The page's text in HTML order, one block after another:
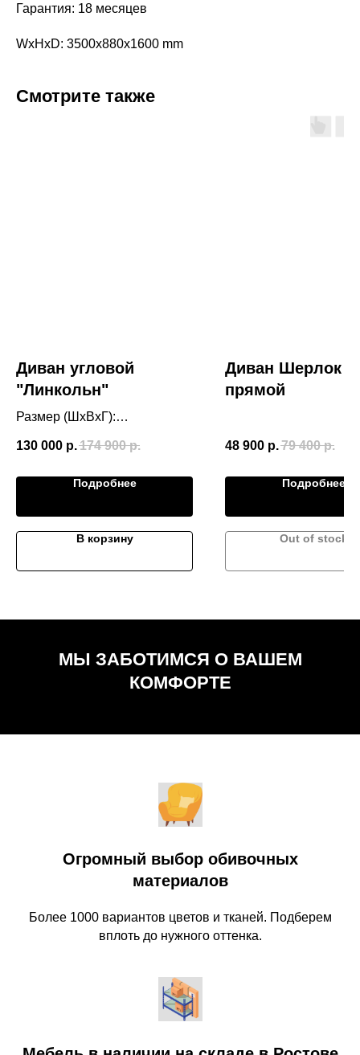
Гарантия: 18 месяцев
WxHxD: 3500x880x1600 mm
Смотрите также
Диван угловой
"Линкольн"
Размер (ШхВхГ):
130 000 р.174 900 р.
Подробнее
В корзину
Диван Шерлок
прямой
48 900 р.79 400 р.
Подробнее
Out of stock
МЫ ЗАБОТИМСЯ О ВАШЕМ
КОМФОРТЕ
Огромный выбор обивочных
материалов
Более 1000 вариантов цветов и тканей. Подберем
вплоть до нужного оттенка.